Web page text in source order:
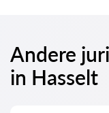
Andere
in Hasselt